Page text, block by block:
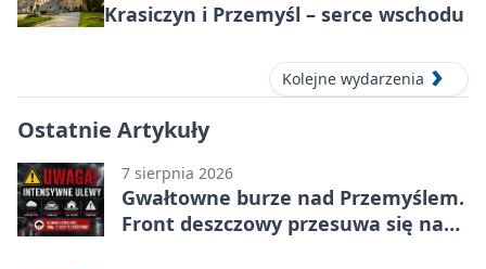
Krasiczyn i Przemyśl – serce wschodu
Kolejne wydarzenia
Ostatnie Artykuły
7 sierpnia 2026
Gwałtowne burze nad Przemyślem.
Front deszczowy przesuwa się na